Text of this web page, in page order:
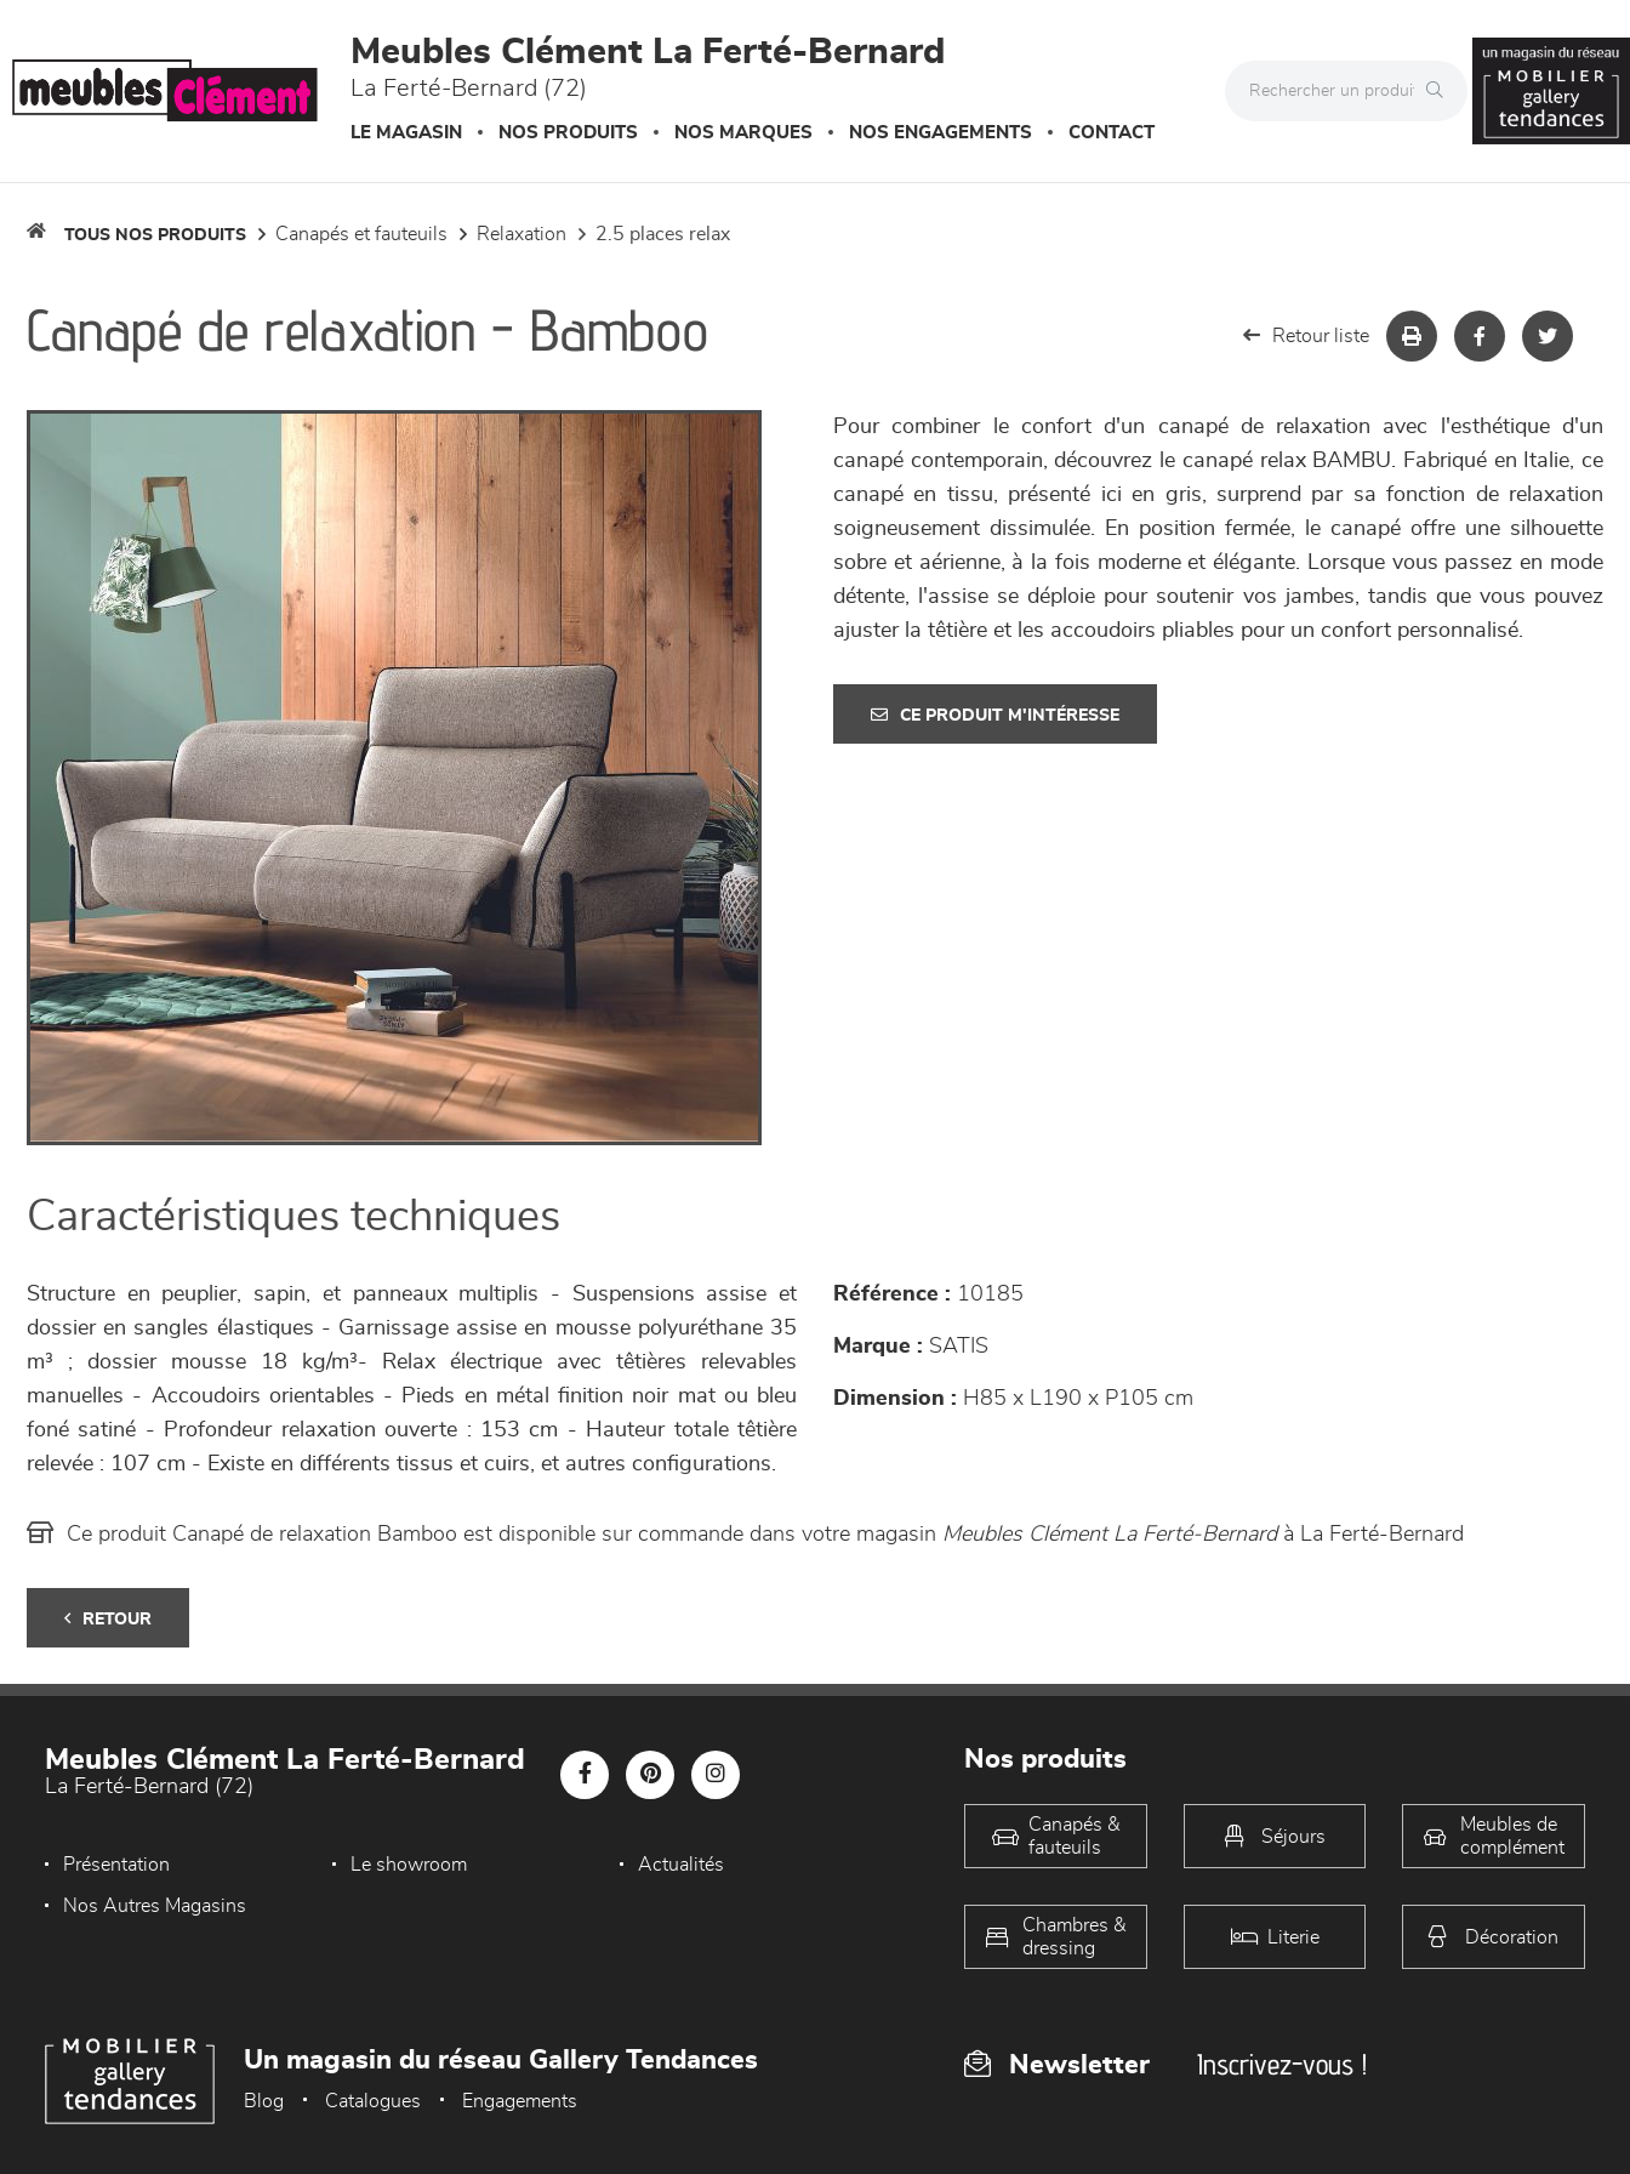
Meubles Clément La Ferté-Bernard
La Ferté-Bernard (72)
LE MAGASIN NOS PRODUITS NOS MARQUES NOS ENGAGEMENTS CONTACT
TOUS NOS PRODUITS canapés et fauteuils relaxation 2.5 places relax
Canapé de relaxation - Bamboo Retour liste
Pour combiner le confort d'un canapé de relaxation avec l'esthétique d'un
canapé contemporain, découvrez le canapé relax BAMBU. Fabriqué en Italie, ce
canapé en tissu, présenté ici en gris, surprend par sa fonction de relaxation
soigneusement dissimulée. En position fermée, le canapé offre une silhouette
sobre et aérienne, à la fois moderne et élégante. Lorsque vous passez en mode
détente, l'assise se déploie pour soutenir vos jambes, tandis que vous pouvez
ajuster la têtière et les accoudoirs pliables pour un confort personnalisé.
CE PRODUIT M'INTÉRESSE
Caractéristiques techniques
Structure en peuplier, sapin, et panneaux multiplis - Suspensions assise et
dossier en sangles élastiques - Garnissage assise en mousse polyuréthane 35
m³ ; dossier mousse 18 kg/m³- Relax électrique avec têtières relevables
manuelles - Accoudoirs orientables - Pieds en métal finition noir mat ou bleu
foné satiné - Profondeur relaxation ouverte : 153 cm - Hauteur totale têtière
relevée : 107 cm - Existe en différents tissus et cuirs, et autres configurations.
Référence : 10185
Marque : SATIS
Dimension : H85 x L190 x P105 cm
Ce produit Canapé de relaxation Bamboo est disponible sur commande dans votre magasin Meubles Clément La Ferté-Bernardà La Ferté-Bernard
RETOUR
Meubles Clément La Ferté-Bernard
La Ferté-Bernard (72)
Présentation Le showroom Actualités
Nos Autres Magasins
Nos produits
Canapés &
fauteuils
Séjours
Meubles de
complément
Chambres &
dressing
Literie Décoration
Newsletter Inscrivez-vous !
Un magasin du réseau Gallery Tendances
Blog Catalogues Engagements